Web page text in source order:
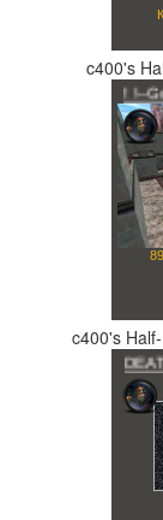
c400's
c400's